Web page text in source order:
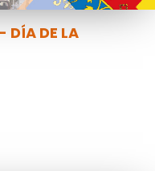
DÍA DE LA